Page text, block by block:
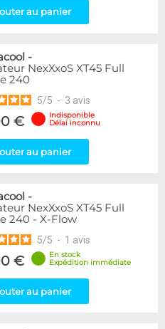
au panier
-
NexXxoS XT45 Full
240
5/5 - 3 avis
€
Indisponible
Délai inconnu
au panier
-
NexXxoS XT45 Full
240 - X-Flow
5/5 - 1 avis
€
En stock
Expédition immédiate
au panier